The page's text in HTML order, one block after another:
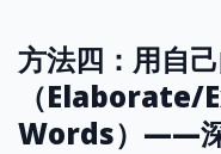
方法四：用自
（
Words）——